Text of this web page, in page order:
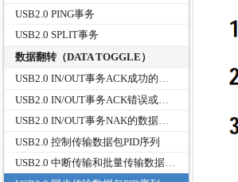
USB2.0 PING事务
USB2.0 SPLIT事务
数据翻转（DATA TOGGLE）
USB2.0 IN/OUT事务ACK成功的数据翻转(DATA TOGGLE)
USB2.0 IN/OUT事务NAK的数据翻转(DATA TOGGLE)
USB2.0 控制传输数据包PID序列
USB2.0 中断传输和批量传输数据包的PID序列